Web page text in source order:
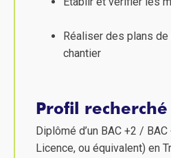
Réaliser des plans
chantier
Profil recherché
Diplômé d’un BAC +2 / BAC
Licence, ou équivalent) en